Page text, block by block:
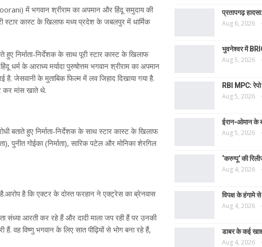
में भगवान श्रीराम का अपमान और हिंदू समुदाय की
स्टार कास्ट के खिलाफ मध्य प्रदेश के जबलपुर में धार्मिक
हुए निर्माता-निर्देशक के साथ पूरी स्टार कास्ट के खिलाफ
के आराध्य मर्यादा पुरुषोत्तम भगवान श्रीराम का अपमान
जेसवानी के मुताबिक फिल्म में लव जिहाद दिखाया गया है.
कर मांस खाते थे.
बताते हुए निर्माता-निर्देशक के साथ स्टार कास्ट के खिलाफ
पुनीत गोईका (निर्माता), सारिक पटेल और मोनिका शेरगिल
है कि एक्टर के दोस्त फरहान ने एक्ट्रेस का ब्रेनवास
संध्या आरती कर रहे हैं और दादी माला जप रही हैं पर उनकी
विष्णु भगवान के लिए सात पीढ़ियों से भोग बना रहे हैं,
प्रतापगढ़
Aug 6, 2026
भुवनेश्वर में
Aug 5, 2026
RBI MPC:
Aug 5, 2026
ईरान-ओमान के
Aug 5, 2026
‘करुप्पू’ की
Aug 4, 2026
विपक्ष के हंगामे
Aug 4, 2026
डाबर के कई
Aug 4, 2026